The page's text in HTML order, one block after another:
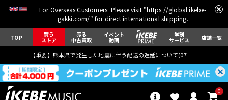
For Overseas Customers: Please visit "https://global.ikebe-
gakki.com/" for direct international shipping.
TOP 買う
ストア
売る
中古買取
イベント
動画
学割
サービス 店舗一覧
【重要】熊本県で発生した地震に伴う配送の遅延について(07月29日
0